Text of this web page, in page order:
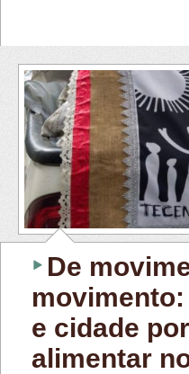
De
e cidade
alimentar